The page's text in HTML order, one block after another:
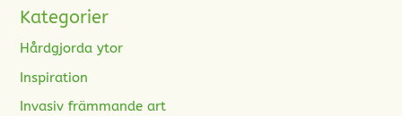
Kategorier
Hårdgjorda ytor
Inspiration
Invasiv främmande art